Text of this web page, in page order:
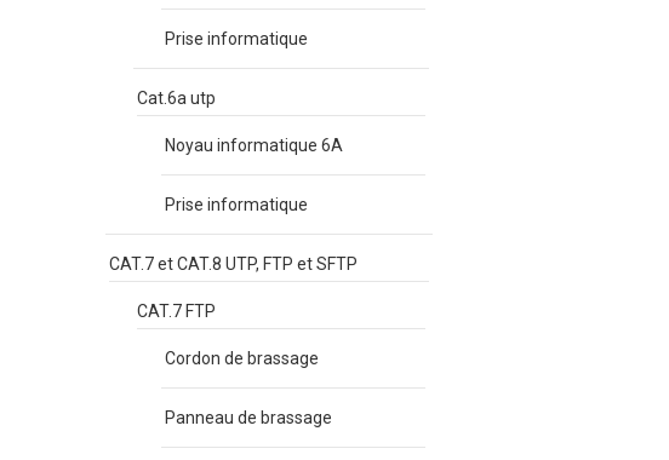
Prise informatique
Cat.6a utp
Noyau informatique 6A
Prise informatique
CAT.7 et CAT.8 UTP, FTP et SFTP
CAT.7 FTP
Cordon de brassage
Panneau de brassage